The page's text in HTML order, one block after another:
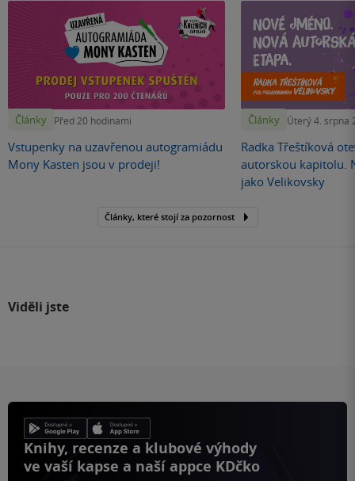
Články Před 20 hodinami
Vstupenky na uzavřenou autogramiádu
Mony Kasten jsou v prodeji!
Články Úterý 4. srpna
Radka Třeštíková
autorskou kapitolu.
jako Velikovsky
Články, které stojí za pozornost
Viděli jste
Knihy, recenze a klubové výhody
ve vaší kapse a naší appce KDčko